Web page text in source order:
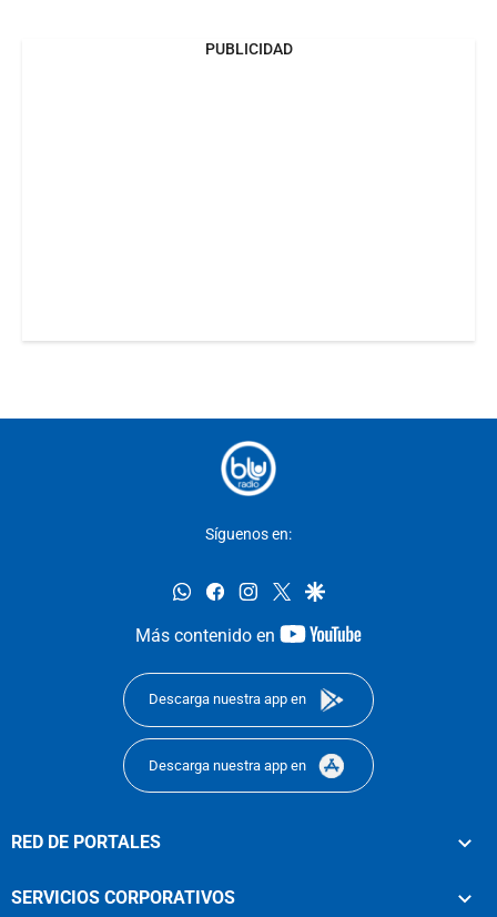
PUBLICIDAD
Síguenos en:
whatsappfacebookinstagram
twittergoogle
Más contenido en
youtube-
Descarga nuestra app en
Descarga nuestra app en
RED DE PORTALES
SERVICIOS CORPORATIVOS